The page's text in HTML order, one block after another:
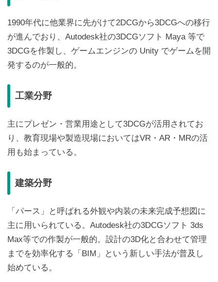
1990年代に他業界に先がけて2DCGから3DCGへの移行
が進んでおり、Autodesk社の3DCGソフト Maya 等で
3DCGを作製し、ゲームエンジンの Unity でゲームを開
発するのが一般的。
工業分野
主にプレゼン・営業用途として3DCGが活用されてお
り、教育現場や製造現場においてはVR・AR・MRの活
用も始まっている。
建築分野
「パース」と呼ばれる外観や内装の未来完成予想図に
主に用いられている。Autodesk社の3DCGソフト 3ds
Max等での作製が一般的。設計の3D化と合わせて管理
までを効率化する「BIM」という新しい手法が普及し
始めている。